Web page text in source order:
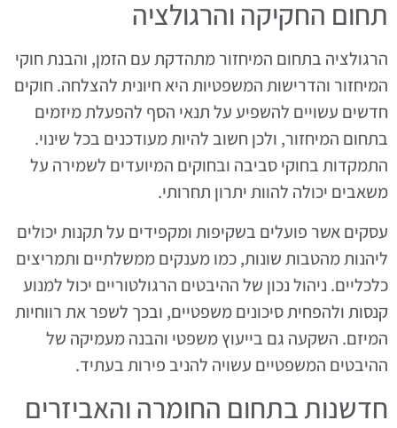
תחום החקיקה והרגולציה
הרגולציה בתחום המיחזור מתהדקת עם הזמן, והבנת חוקי
המיחזור והדרישות המשפטיות היא חיונית להצלחה. חוקים
חדשים עשויים להשפיע על תנאי הסף להפעלת מיזמים
בתחום המיחזור, ולכן חשוב להיות מעודכנים בכל שינוי.
התמקדות בחוקי סביבה ובחוקים המיועדים לשמירה על
משאבים יכולה להוות יתרון תחרותי.
עסקים אשר פועלים בשקיפות ומקפידים על תקנות יכולים
ליהנות מהטבות שונות, כמו מענקים ממשלתיים ותמריצים
כלכליים. ניהול נכון של ההיבטים הרגולטוריים יכול למנוע
קנסות ולהפחית סיכונים משפטיים, ובכך לשפר את רווחיות
המיזם. השקעה גם בייעוץ משפטי והבנה מעמיקה של
ההיבטים המשפטיים עשויה להניב פירות בעתיד.
חדשנות בתחום החומרה והאביזרים